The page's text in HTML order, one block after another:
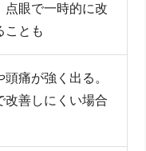
点眼で一時的に改
ことも
頭痛が強く出る。
改善しにくい場合